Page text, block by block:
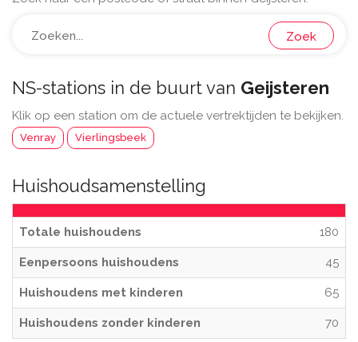
Zoek
NS-stations in de buurt van Geijsteren
Klik op een station om de actuele vertrektijden te bekijken.
Venray Vierlingsbeek
Huishoudsamenstelling
Totale huishoudens 180
Eenpersoons huishoudens 45
Huishoudens met kinderen 65
Huishoudens zonder kinderen 70